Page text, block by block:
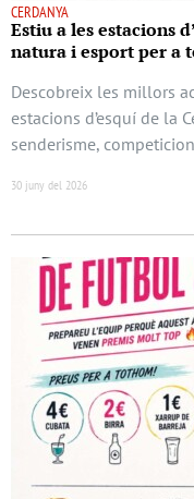
CERDANYA
Estiu a les estacions
natura i esport per a
Descobreix les millors
estacions d’esquí de la
senderisme,
30 juny del 2026